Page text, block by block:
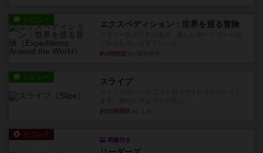
レビュー エクスペディション：世界を巡る冒険
約9時間前
レビュー スライプ
約10時間前
リプレイ
画像付き